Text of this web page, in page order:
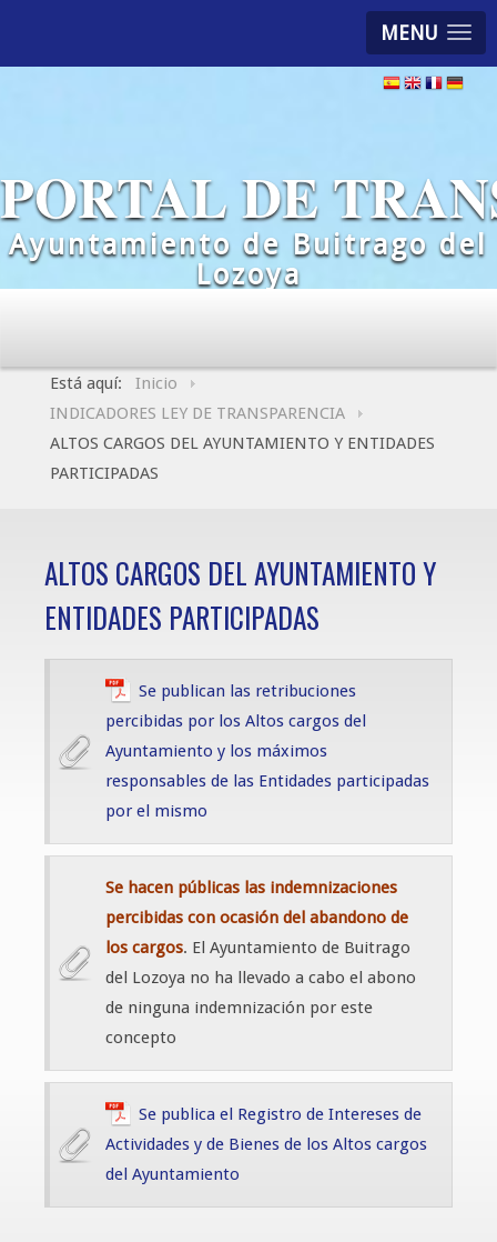
MENU
PORTAL DE
Ayuntamiento de Buitrago del
Lozoya
Está aquí:
Inicio
INDICADORES LEY DE TRANSPARENCIA
ALTOS CARGOS DEL AYUNTAMIENTO Y ENTIDADES
PARTICIPADAS
ALTOS CARGOS DEL AYUNTAMIENTO Y
ENTIDADES PARTICIPADAS
Se publican las retribuciones
percibidas por los Altos cargos del
Ayuntamiento y los máximos
responsables de las Entidades participadas
por el mismo
Se hacen públicas las indemnizaciones
percibidas con ocasión del abandono de
los cargos. El Ayuntamiento de Buitrago
del Lozoya no ha llevado a cabo el abono
de ninguna indemnización por este
concepto
Se publica el Registro de Intereses de
Actividades y de Bienes de los Altos cargos
del Ayuntamiento